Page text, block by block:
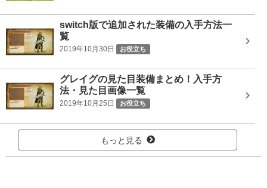
switch版で追加された装備の入手方法一
覧
2019年10月30日 お役立ち
グレイグの見た目装備まとめ！入手方
法・見た目画像一覧
2019年10月25日 お役立ち
もっと見る